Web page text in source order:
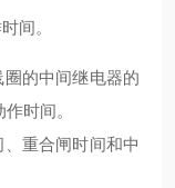
间。
的中间继电器的
时间。
重合闸时间和中